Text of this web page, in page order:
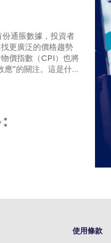
通脹數據，投資者
更廣泛的價格趨勢
價指數（CPI）也將
應”的關注。這是什…
使用條款